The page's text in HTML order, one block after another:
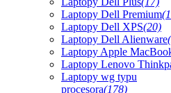
Laptopy Dell Premium
Laptopy Dell XPS(20)
Laptopy Dell Alienware
Laptopy Apple
Laptopy Lenovo
Laptopy wg typu
procesora(178)